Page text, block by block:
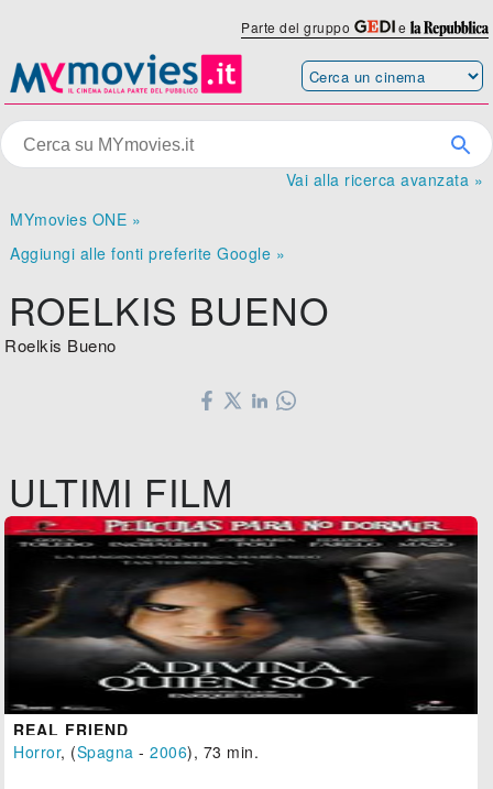
Parte del gruppo e
Vai alla ricerca avanzata »
MYmovies ONE »
Aggiungi alle fonti preferite Google »
ROELKIS BUENO
Roelkis Bueno
ULTIMI FILM
REAL FRIEND
Horror, (Spagna -2006), 73 min.